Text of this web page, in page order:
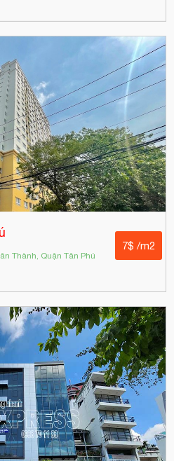
Thành, Quận Tân Phú
7$ /m2